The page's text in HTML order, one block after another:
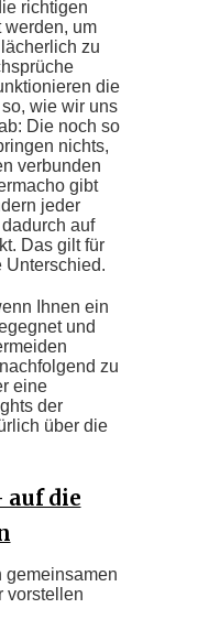
richtigen
werden, um
zu
die
wie wir uns
Die noch so
nichts,
verbunden
gibt
jeder
auf
Das gilt für
Unterschied.
Ihnen ein
und
zu
eine
der
über die
auf die
gemeinsamen
vorstellen